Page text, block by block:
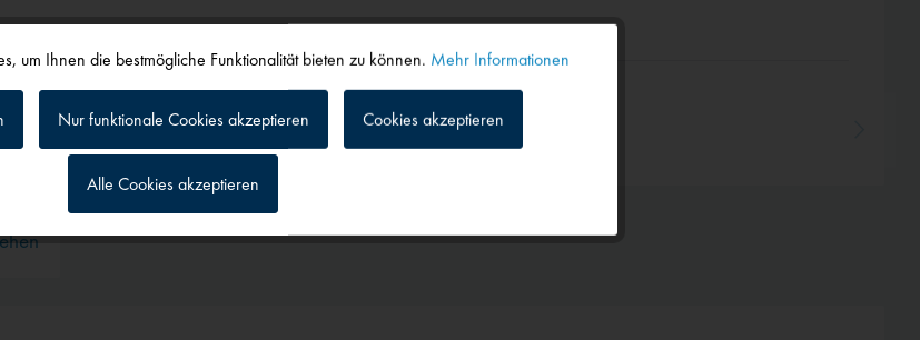
Inaktiv
um Ihnen die bestmögliche Funktionalität bieten zu können. Mehr Informationen
Nur funktionale Cookies akzeptieren Cookies akzeptieren
Alle Cookies akzeptieren